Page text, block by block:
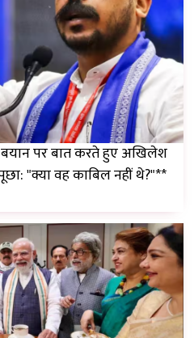
पर बात करते हुए अखिलेश
"क्या वह काबिल नहीं थे?"**